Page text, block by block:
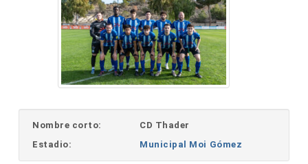
Nombre corto:
CD Thader
Estadio:
Municipal Moi Gómez